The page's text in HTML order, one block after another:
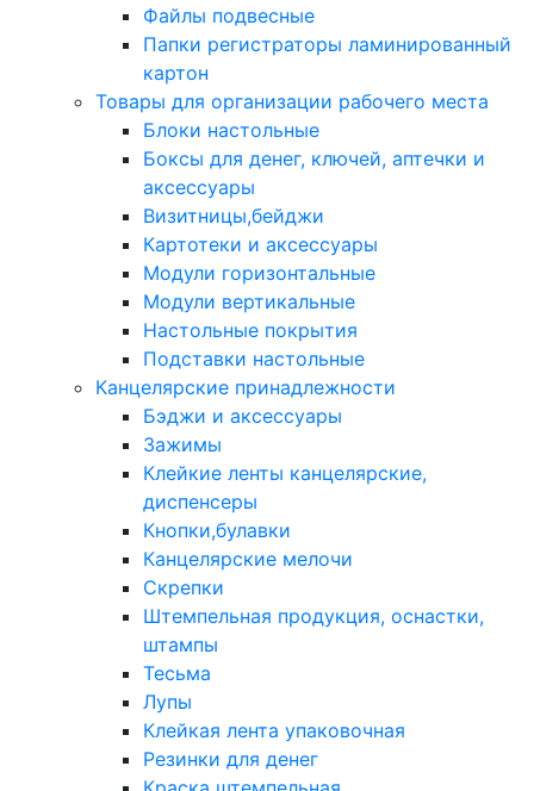
Файлы подвесные
Папки регистраторы ламинированный
картон
Товары для организации рабочего места
Блоки настольные
Боксы для денег, ключей, аптечки и
аксессуары
Визитницы,бейджи
Картотеки и аксессуары
Модули горизонтальные
Модули вертикальные
Настольные покрытия
Подставки настольные
Канцелярские принадлежности
Бэджи и аксессуары
Зажимы
Клейкие ленты канцелярские,
диспенсеры
Кнопки,булавки
Канцелярские мелочи
Скрепки
Штемпельная продукция, оснастки,
штампы
Тесьма
Лупы
Клейкая лента упаковочная
Резинки для денег